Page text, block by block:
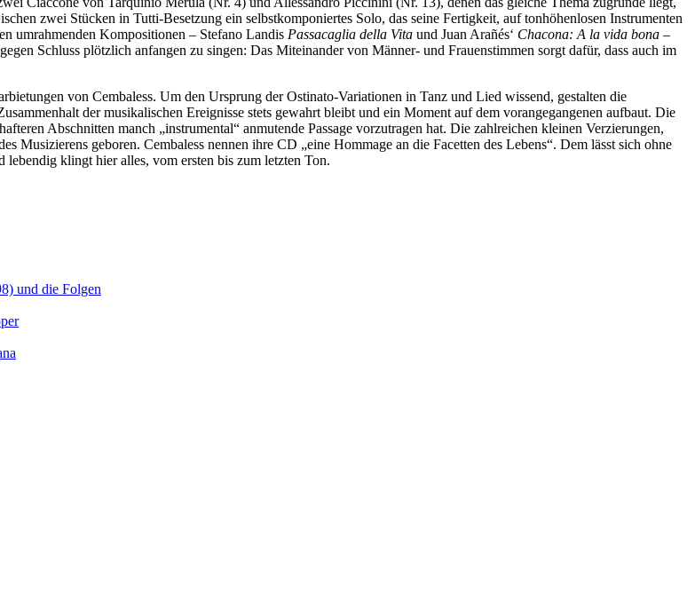
zwei Stücken in Tutti-Besetzung ein selbstkomponiertes Solo, das seine Fertigkeit, auf tonhöhenlosen Instrumenten
umrahmenden Kompositionen – Stefano Landis Passacaglia della Vita und Juan Arañés‘ Chacona: A la vida bona –
Schluss plötzlich anfangen zu singen: Das Miteinander von Männer- und Frauenstimmen sorgt dafür, dass auch im
von Cembaless. Um den Ursprung der Ostinato-Variationen in Tanz und Lied wissend, gestalten die
der musikalischen Ereignisse stets gewahrt bleibt und ein Moment auf dem vorangegangenen aufbaut. Die
Abschnitten manch „instrumental“ anmutende Passage vorzutragen hat. Die zahlreichen kleinen Verzierungen,
Musizierens geboren. Cembaless nennen ihre CD „eine Hommage an die Facetten des Lebens“. Dem lässt sich ohne
klingt hier alles, vom ersten bis zum letzten Ton.
und die Folgen